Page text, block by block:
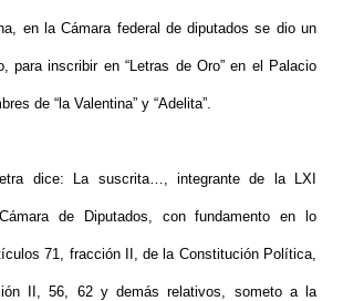
en la Cámara federal de diputados se dio un
para inscribir en “Letras de Oro” en el Palacio
de “la Valentina” y “Adelita”.
dice: La suscrita…, integrante de la LXI
de Diputados, con fundamento en lo
71, fracción II, de la Constitución Política,
II, 56, 62 y demás relativos, someto a la